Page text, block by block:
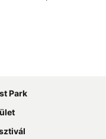
Park